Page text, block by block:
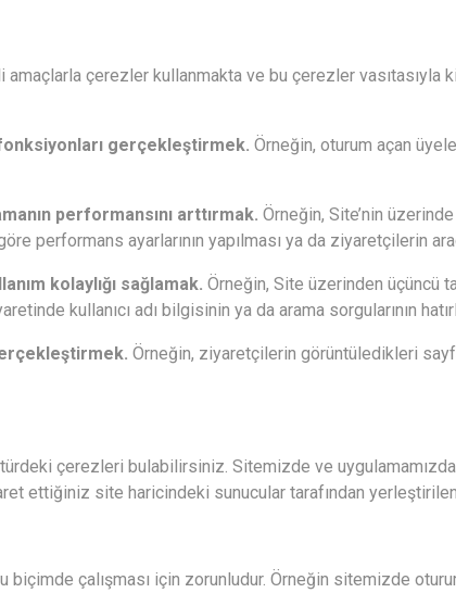
çerezler kullanmakta ve bu çerezler
gerçekleştirmek. Örneğin, oturum açan
performansını arttırmak. Örneğin, Site’nin
performans ayarlarının yapılması ya da ziyaretçilerin
kolaylığı sağlamak. Örneğin, Site üzerinden üçüncü
kullanıcı adı bilgisinin ya da arama sorgularının
Örneğin, ziyaretçilerin görüntüledikleri
türdeki çerezleri bulabilirsiniz. Sitemizde ve
ettiğiniz site haricindeki sunucular tarafından
biçimde çalışması için zorunludur. Örneğin sitemizde